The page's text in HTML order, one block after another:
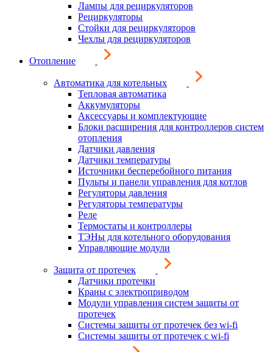
Лампы для рециркуляторов
Рециркуляторы
Стойки для рециркуляторов
Чехлы для рециркуляторов
Отопление
Автоматика для котельных
Тепловая автоматика
Аккумуляторы
Аксессуары и комплектующие
Блоки расширения для контроллеров систем
отопления
Датчики давления
Датчики температуры
Источники бесперебойного питания
Пульты и панели управления для котлов
Регуляторы давления
Регуляторы температуры
Реле
Термостаты и контроллеры
ТЭНы для котельного оборудования
Управляющие модули
Защита от протечек
Датчики протечки
Краны с электроприводом
Модули управления систем защиты от
протечек
Системы защиты от протечек без wi-fi
Системы защиты от протечек с wi-fi